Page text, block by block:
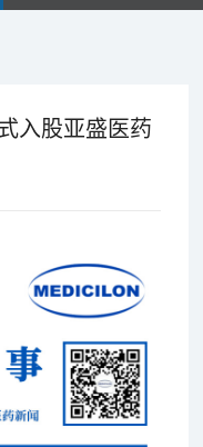
入股亚盛医药